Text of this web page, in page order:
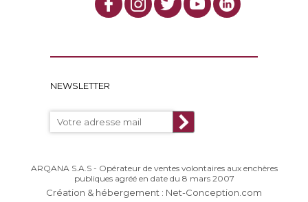
NEWSLETTER
ARQANA S.A.S - Opérateur de ventes volontaires aux enchères
publiques agréé en date du 8 mars 2007
Création & hébergement : Net-Conception.com